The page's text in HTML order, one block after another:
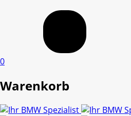
0
Warenkorb